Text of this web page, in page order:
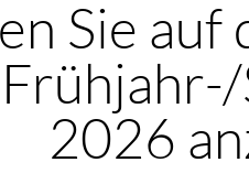
Sie auf
2026